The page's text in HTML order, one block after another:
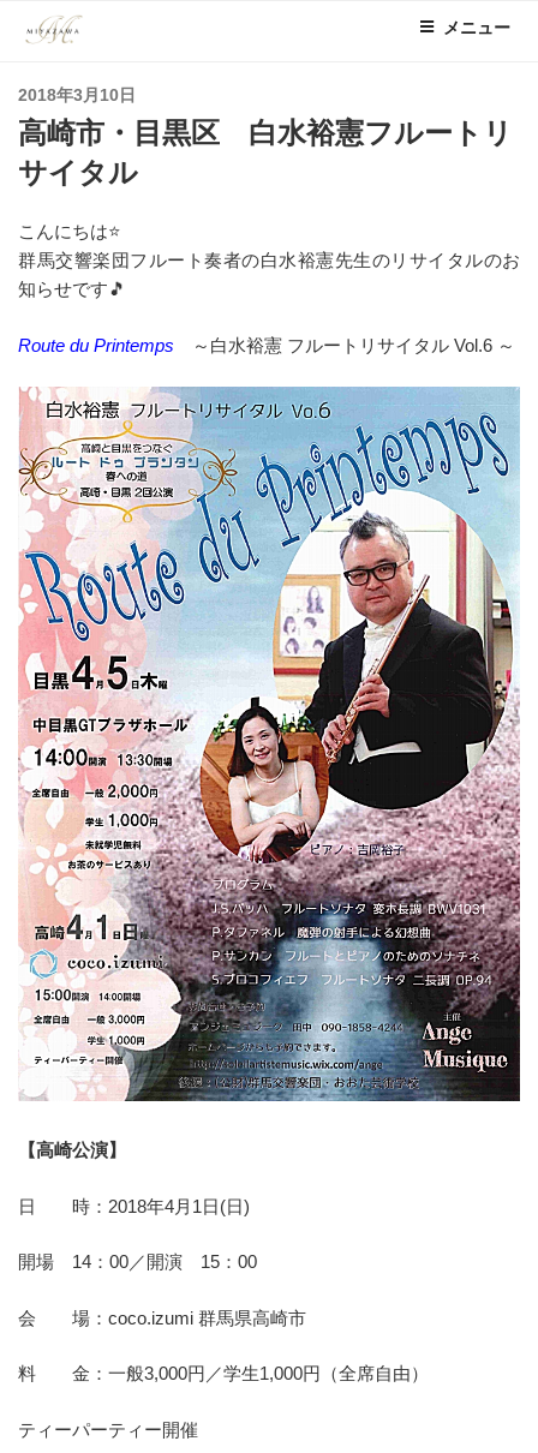
メニュー
投
稿
日:
2018年3月10日
高崎市・目黒区 白水裕憲フルートリ
サイタル
こんにちは⭐
群馬交響楽団フルート奏者の白水裕憲先生のリサイタルのお
知らせです🎵
Route du Printemps ～白水裕憲 フルートリサイタル Vol.6 ～
【高崎公演】
日 時：2018年4月1日(日)
開場 14：00／開演 15：00
会 場：coco.izumi 群馬県高崎市
料 金：一般3,000円／学生1,000円（全席自由）
ティーパーティー開催